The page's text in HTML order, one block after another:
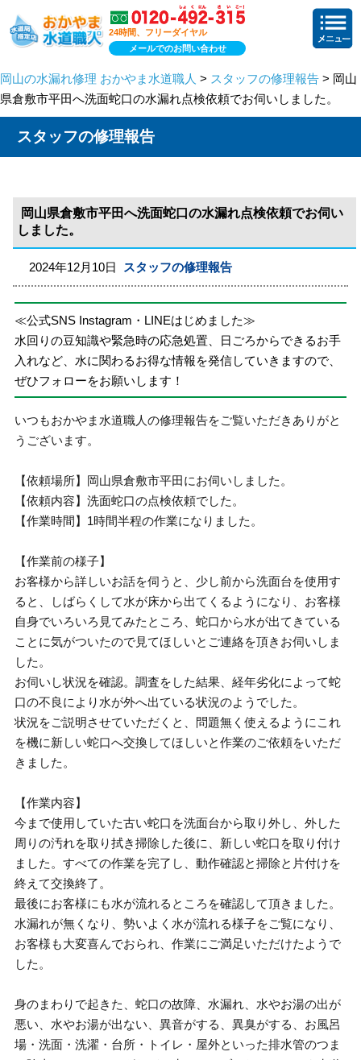
24時間、フリーダイヤル
メールでのお問い合わせ
岡山の水漏れ修理 おかやま水道職人 > スタッフの修理報告 > 岡山
県倉敷市平田へ洗面蛇口の水漏れ点検依頼でお伺いしました。
スタッフの修理報告
岡山県倉敷市平田へ洗面蛇口の水漏れ点検依頼でお伺い
しました。
2024年12月10日 スタッフの修理報告
≪公式SNS Instagram・LINEはじめました≫
水回りの豆知識や緊急時の応急処置、日ごろからできるお手
入れなど、水に関わるお得な情報を発信していきますので、
ぜひフォローをお願いします！
いつもおかやま水道職人の修理報告をご覧いただきありがと
うございます。
【依頼場所】岡山県倉敷市平田にお伺いしました。
【依頼内容】洗面蛇口の点検依頼でした。
【作業時間】1時間半程の作業になりました。
【作業前の様子】
お客様から詳しいお話を伺うと、少し前から洗面台を使用す
ると、しばらくして水が床から出てくるようになり、お客様
自身でいろいろ見てみたところ、蛇口から水が出てきている
ことに気がついたので見てほしいとご連絡を頂きお伺いしま
した。
お伺いし状況を確認。調査をした結果、経年劣化によって蛇
口の不良により水が外へ出ている状況のようでした。
状況をご説明させていただくと、問題無く使えるようにこれ
を機に新しい蛇口へ交換してほしいと作業のご依頼をいただ
きました。
【作業内容】
今まで使用していた古い蛇口を洗面台から取り外し、外した
周りの汚れを取り拭き掃除した後に、新しい蛇口を取り付け
ました。すべての作業を完了し、動作確認と掃除と片付けを
終えて交換終了。
最後にお客様にも水が流れるところを確認して頂きました。
水漏れが無くなり、勢いよく水が流れる様子をご覧になり、
お客様も大変喜んでおられ、作業にご満足いただけたようで
した。
身のまわりで起きた、蛇口の故障、水漏れ、水やお湯の出が
悪い、水やお湯が出ない、異音がする、異臭がする、お風呂
場・洗面・洗濯・台所・トイレ・屋外といった排水管のつま